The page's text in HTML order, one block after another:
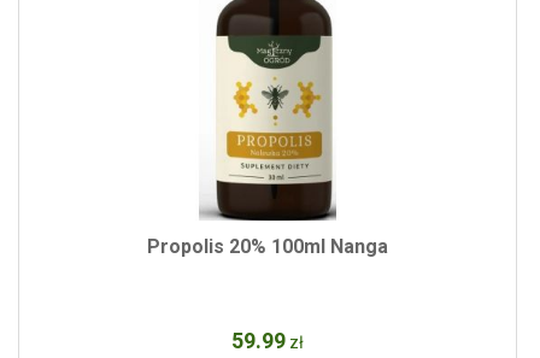
Propolis 20% 100ml Nanga
59.99 zł